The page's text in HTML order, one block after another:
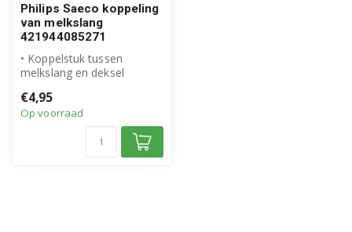
Philips Saeco koppeling
van melkslang
421944085271
• Koppelstuk tussen
melkslang en deksel
product
• Ar...
€4,95
Op voorraad